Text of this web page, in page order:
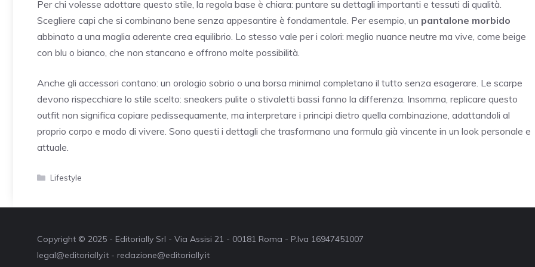
Per chi volesse adottare questo stile, la regola base è chiara: puntare su dettagli importanti e tessuti di qualità.
Scegliere capi che si combinano bene senza appesantire è fondamentale. Per esempio, un pantalone morbido
abbinato a una maglia aderente crea equilibrio. Lo stesso vale per i colori: meglio nuance neutre ma vive, come beige
con blu o bianco, che non stancano e offrono molte possibilità.
Anche gli accessori contano: un orologio sobrio o una borsa minimal completano il tutto senza esagerare. Le scarpe
devono rispecchiare lo stile scelto: sneakers pulite o stivaletti bassi fanno la differenza. Insomma, replicare questo
outfit non significa copiare pedissequamente, ma interpretare i principi dietro quella combinazione, adattandoli al
proprio corpo e modo di vivere. Sono questi i dettagli che trasformano una formula già vincente in un look personale e
attuale.
Categorie
Lifestyle
Copyright © 2025 - Editorially Srl - Via Assisi 21 - 00181 Roma - P.Iva 16947451007
legal@editorially.it - redazione@editorially.it